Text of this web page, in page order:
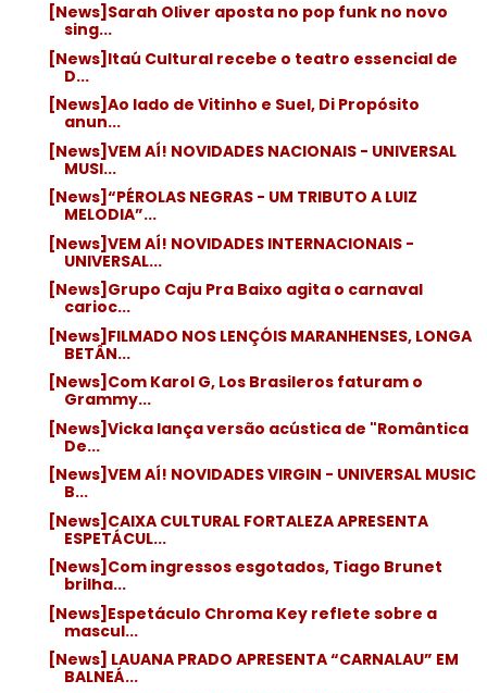
[News]Sarah Oliver aposta no pop funk no novo
sing...
[News]Itaú Cultural recebe o teatro essencial de
D...
[News]Ao lado de Vitinho e Suel, Di Propósito
anun...
[News]VEM AÍ! NOVIDADES NACIONAIS - UNIVERSAL
MUSI...
[News]“PÉROLAS NEGRAS - UM TRIBUTO A LUIZ
MELODIA”...
[News]VEM AÍ! NOVIDADES INTERNACIONAIS -
UNIVERSAL...
[News]Grupo Caju Pra Baixo agita o carnaval
carioc...
[News]FILMADO NOS LENÇÓIS MARANHENSES, LONGA
BETÂN...
[News]Com Karol G, Los Brasileros faturam o
Grammy...
[News]Vicka lança versão acústica de "Romântica
De...
[News]VEM AÍ! NOVIDADES VIRGIN - UNIVERSAL MUSIC
B...
[News]CAIXA CULTURAL FORTALEZA APRESENTA
ESPETÁCUL...
[News]Com ingressos esgotados, Tiago Brunet
brilha...
[News]Espetáculo Chroma Key reflete sobre a
mascul...
[News] LAUANA PRADO APRESENTA “CARNALAU” EM
BALNEÁ...